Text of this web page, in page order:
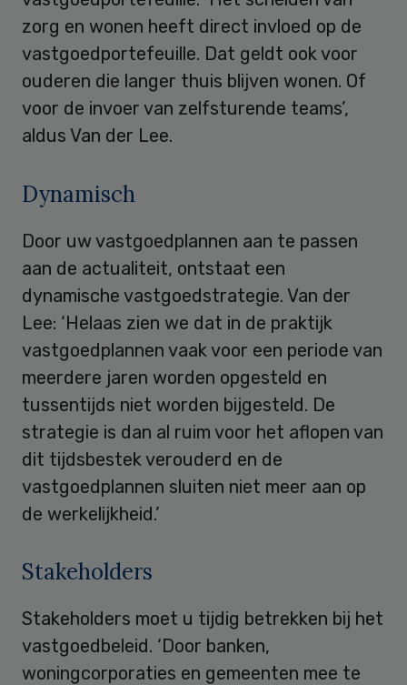
zorg en wonen heeft direct invloed op de
vastgoedportefeuille. Dat geldt ook voor
ouderen die langer thuis blijven wonen. Of
voor de invoer van zelfsturende teams’,
aldus Van der Lee.
Dynamisch
Door uw vastgoedplannen aan te passen
aan de actualiteit, ontstaat een
dynamische vastgoedstrategie. Van der
Lee: ‘Helaas zien we dat in de praktijk
vastgoedplannen vaak voor een periode van
meerdere jaren worden opgesteld en
tussentijds niet worden bijgesteld. De
strategie is dan al ruim voor het aflopen van
dit tijdsbestek verouderd en de
vastgoedplannen sluiten niet meer aan op
de werkelijkheid.’
Stakeholders
Stakeholders moet u tijdig betrekken bij het
vastgoedbeleid. ‘Door banken,
woningcorporaties en gemeenten mee te